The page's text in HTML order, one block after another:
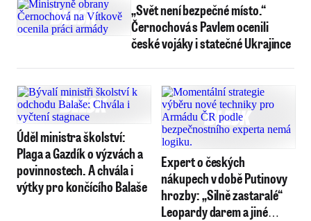
„Svět není bezpečné místo.“
Černochová s Pavlem ocenili
české vojáky i statečné Ukrajince
Úděl ministra školství:
Plaga a Gazdík o výzvách a
povinnostech. A chvála i
výtky pro končícího Balaše
Expert o českých
nákupech v době Putinovy
hrozby: „Silně zastaralé“
Leopardy darem a jiné